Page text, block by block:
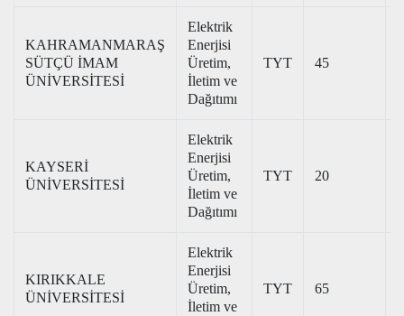
KAHRAMANMARAŞ
SÜTÇÜ İMAM
ÜNİVERSİTESİ
Elektrik
Enerjisi
Üretim,
İletim ve
Dağıtımı
TYT 45
KAYSERİ
ÜNİVERSİTESİ
Elektrik
Enerjisi
Üretim,
İletim ve
Dağıtımı
TYT 20
KIRIKKALE
ÜNİVERSİTESİ
Elektrik
Enerjisi
Üretim,
İletim ve
TYT 65